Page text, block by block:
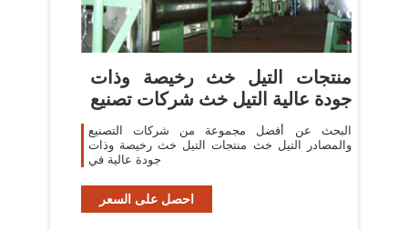
منتجات التيل خث رخيصة وذات
جودة عالية التيل خث شركات تصنيع
البحث عن أفضل مجموعة من شركات التصنيع
والمصادر التيل خث منتجات التيل خث رخيصة وذات
جودة عالية في
احصل على السعر